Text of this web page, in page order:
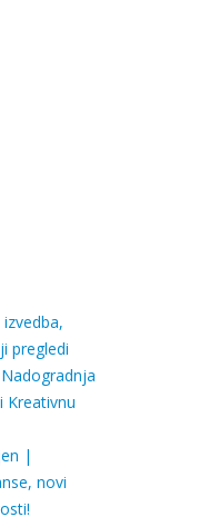
pregledi
Kreativnu
|
novi